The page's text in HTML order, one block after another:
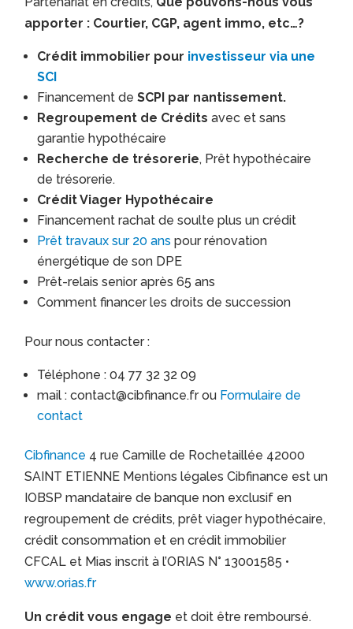
apporter : Courtier, CGP, agent immo, etc…?
Crédit immobilier pour investisseur via une
SCI
Financement deSCPI par nantissement.
Regroupement de Créditsavec et sans
garantie hypothécaire
Recherche de trésorerie, Prêt hypothécaire
de trésorerie.
Crédit Viager Hypothécaire
Financement rachat de soulte plus un crédit
Prêt travaux sur 20 ans pour rénovation
énergétique de son DPE
Prêt-relais senior après 65 ans
Comment financer les droits de succession
Pour nous contacter :
Téléphone : 04 77 32 32 09
mail : contact@cibfinance.fr ou Formulaire de
contact
Cibfinance 4 rue Camille de Rochetaillée 42000
SAINT ETIENNE Mentions légales Cibfinance est un
IOBSP mandataire de banque non exclusif en
regroupement de crédits, prêt viager hypothécaire,
crédit consommation et en crédit immobilier
CFCAL et Mias inscrit à l’ORIAS N° 13001585 •
www.orias.fr
Un crédit vous engage et doit être remboursé.